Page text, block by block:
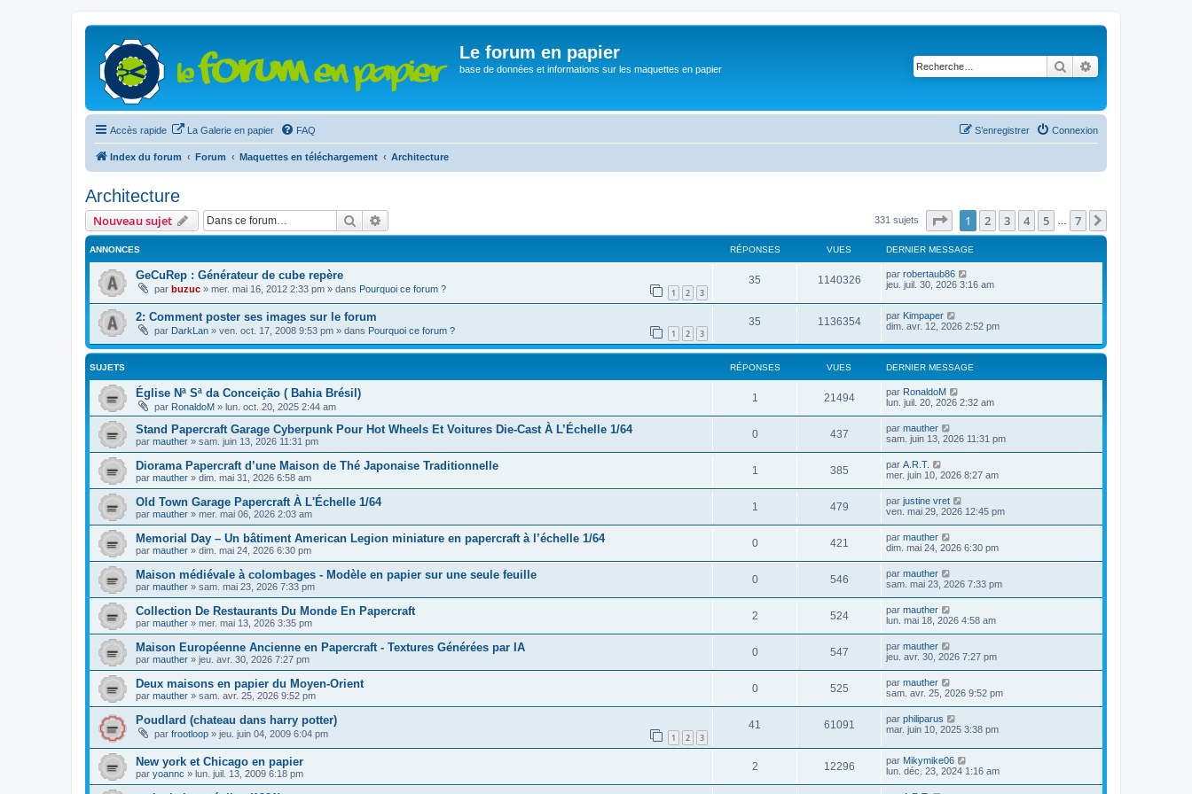
Le forum en papier
base de données et informations sur les maquettes en papier Rechercher
Accès rapide La Galerie en papier FAQ Connexion
S’enregistrer
Index du forum Forum Maquettes en téléchargement Architecture
Architecture
Nouveau sujet Rechercher 331 sujets Page sur7
1 2 3 4 5 7
ANNONCES RÉPONSES VUES DERNIER MESSAGE
GeCuRep : Générateur de cube repère
par buzuc » mer. mai 16, 2012 2:33 pm » dans Pourquoi ce forum ? 1 2 3
35 1140326 par robertaub86
jeu. juil. 30, 2026 3:16 am
2: Comment poster ses images sur le forum
par DarkLan » ven. oct. 17, 2008 9:53 pm » dans Pourquoi ce forum ? 1 2 3
35 1136354 par Kimpaper
dim. avr. 12, 2026 2:52 pm
SUJETS RÉPONSES VUES DERNIER MESSAGE
Église Nª Sª da Conceição ( Bahia Brésil)
par RonaldoM » lun. oct. 20, 2025 2:44 am
1 21494 par RonaldoM
lun. juil. 20, 2026 2:32 am
Stand Papercraft Garage Cyberpunk Pour Hot Wheels Et Voitures Die-Cast À L’Échelle 1/64
par mauther » sam. juin 13, 2026 11:31 pm
0 437 par mauther
sam. juin 13, 2026 11:31 pm
Diorama Papercraft d’une Maison de Thé Japonaise Traditionnelle
par mauther » dim. mai 31, 2026 6:58 am
1 385 par A.R.T.
mer. juin 10, 2026 8:27 am
Old Town Garage Papercraft À L'Échelle 1/64
par mauther » mer. mai 06, 2026 2:03 am
1 479 par justine vret
ven. mai 29, 2026 12:45 pm
Memorial Day – Un bâtiment American Legion miniature en papercraft à l’échelle 1/64
par mauther » dim. mai 24, 2026 6:30 pm
0 421 par mauther
dim. mai 24, 2026 6:30 pm
Maison médiévale à colombages - Modèle en papier sur une seule feuille
par mauther » sam. mai 23, 2026 7:33 pm
0 546 par mauther
sam. mai 23, 2026 7:33 pm
Collection De Restaurants Du Monde En Papercraft
par mauther » mer. mai 13, 2026 3:35 pm
2 524 par mauther
lun. mai 18, 2026 4:58 am
Maison Européenne Ancienne en Papercraft - Textures Générées par IA
par mauther » jeu. avr. 30, 2026 7:27 pm
0 547 par mauther
jeu. avr. 30, 2026 7:27 pm
Deux maisons en papier du Moyen-Orient
par mauther » sam. avr. 25, 2026 9:52 pm
0 525 par mauther
sam. avr. 25, 2026 9:52 pm
Poudlard (chateau dans harry potter)
par frootloop » jeu. juin 04, 2009 6:04 pm 1 2 3
41 61091 par philiparus
mar. juin 10, 2025 3:38 pm
New york et Chicago en papier
par yoannc » lun. juil. 13, 2009 6:18 pm
2 12296 par Mikymike06
lun. déc. 23, 2024 1:16 am